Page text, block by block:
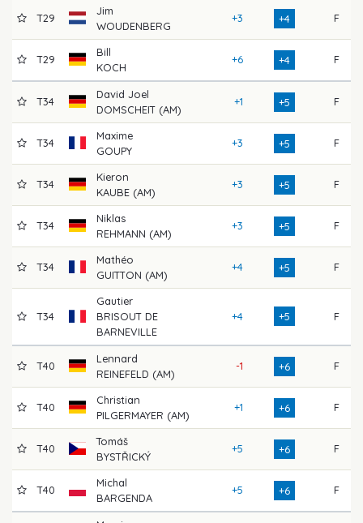
T29
Jim
WOUDENBERG
+3 +4 F
T29
Bill
KOCH
+6 +4 F
T34
David Joel
DOMSCHEIT (AM)
+1 +5 F
T34
Maxime
GOUPY
+3 +5 F
T34
Kieron
KAUBE (AM)
+3 +5 F
T34
Niklas
REHMANN (AM)
+3 +5 F
T34
Mathéo
GUITTON (AM)
+4 +5 F
T34
Gautier
BRISOUT DE
BARNEVILLE
+4 +5 F
T40
Lennard
REINEFELD (AM)
-1 +6 F
T40
Christian
PILGERMAYER (AM)
+1 +6 F
T40
Tomáš
BYSTŘICKÝ
+5 +6 F
T40
Michal
BARGENDA
+5 +6 F